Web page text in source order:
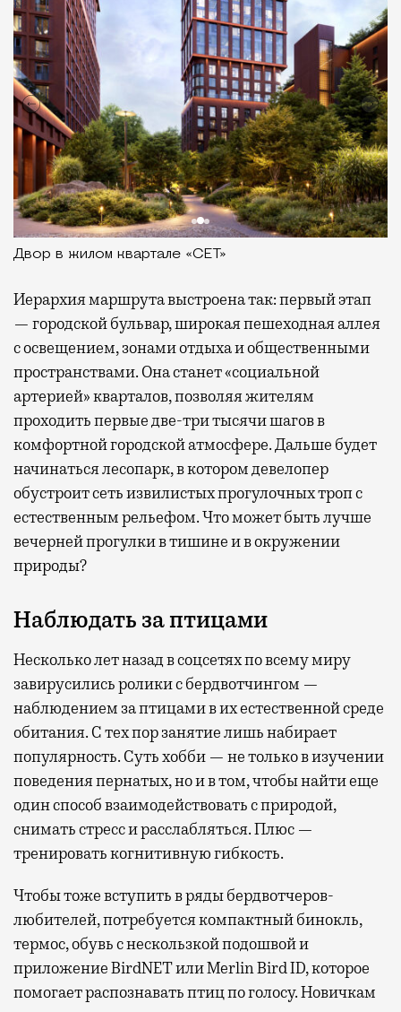
Двор в жилом квартале «СЕТ»
Иерархия маршрута выстроена так: первый этап
— городской бульвар, широкая пешеходная аллея
с освещением, зонами отдыха и общественными
пространствами. Она станет «социальной
артерией» кварталов, позволяя жителям
проходить первые две-три тысячи шагов в
комфортной городской атмосфере. Дальше будет
начинаться лесопарк, в котором девелопер
обустроит сеть извилистых прогулочных троп с
естественным рельефом. Что может быть лучше
вечерней прогулки в тишине и в окружении
природы?
Наблюдать за птицами
Несколько лет назад в соцсетях по всему миру
завирусились ролики с бердвотчингом —
наблюдением за птицами в их естественной среде
обитания. С тех пор занятие лишь набирает
популярность. Суть хобби — не только в изучении
поведения пернатых, но и в том, чтобы найти еще
один способ взаимодействовать с природой,
снимать стресс и расслабляться. Плюс —
тренировать когнитивную гибкость.
Чтобы тоже вступить в ряды бердвотчеров-
любителей, потребуется компактный бинокль,
термос, обувь с нескользкой подошвой и
приложение BirdNET или Merlin Bird ID, которое
помогает распознавать птиц по голосу. Новичкам